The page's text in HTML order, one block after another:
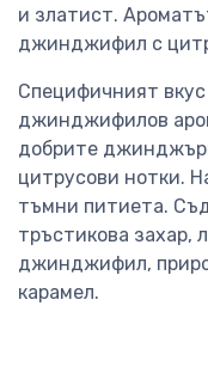
и златист.
джинджифил с
Специфичният
джинджифилов
добрите
цитрусови нотки.
тъмни питиета.
тръстикова захар,
джинджифил,
карамел.